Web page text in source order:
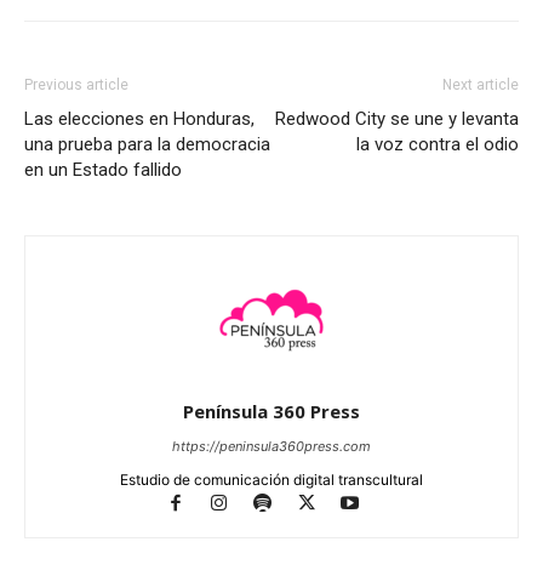
Previous article
Las elecciones en Honduras,
una prueba para la democracia
en un Estado fallido
Next article
Redwood City se une y levanta
la voz contra el odio
Península 360 Press
https://peninsula360press.com
Estudio de comunicación digital transcultural